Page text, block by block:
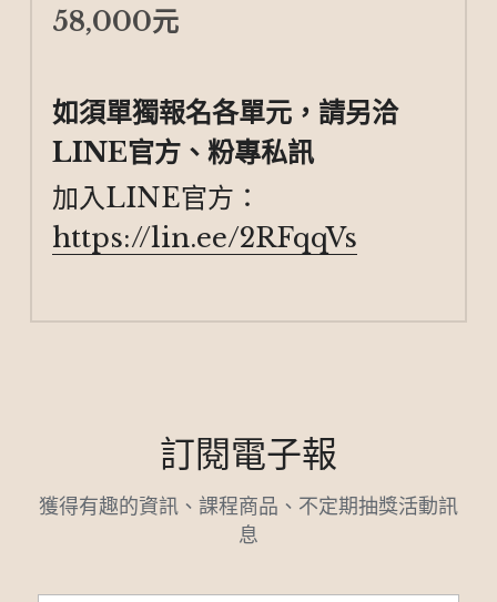
58,000元
如須單獨報名各單元，請另洽
LINE官方、粉專私訊
加入LINE官方：
https://lin.ee/2RFqqVs
訂閱電子報
獲得有趣的資訊、課程商品、不定期抽獎活動訊
息